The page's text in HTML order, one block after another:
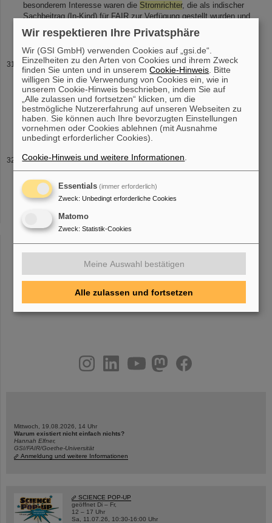
besonderem Interesse waren die Stromrichter, die als indischer
Sachbeitrag (In-Kind) für FAIR zur Verfügung gestellt wurden und
von denen
Auszeichnung: Professor Thomas Nilsson ist „Affiliate
Professor“ an der TU Darmstadt
international anerkannten Expertise ist er maßgeblich für die
wissenschaftliche Entwicklung derForschungseinrichtung
derzeit entstehenden internationalen Beschleunigerzentrums FAIR
zuständig. Schon seit
CSD in Darmstadt: GSI/FAIR setzen mit
Regenbogenfahne ein Zeichen für Vielfalt
10 Uhr an der Treppe vom Hessischen Landesmuseum. Zur
Abstimmung ist außerdem eine Signalgruppe
verpflichtet sich damit
28 29 30 31 32
....
»
youtubehelmholtz.socialfacebook
Mittwoch, 19.08.2026, 14 Uhr
Warum existiert nicht einfach nichts?
Hannah Elfner,
GSI/FAIR/Goethe-Universität
Anmeldung und weitere Informationen
SCIENCE POP-UP
geöffnet Di – Fr,
12 – 17 Uhr
Sa, 11.07.26, 10:30-16:00 Uhr
Wir respektieren Ihre Privatsphäre
Wir (GSI GmbH) verwenden Cookies auf „gsi.de“.
Einzelheiten zu den Arten von Cookies und ihrem Zweck
finden Sie unten und in unseremCookie-Hinweis . Bitte
willigen Sie in die Verwendung von Cookies ein, wie in
unserem Cookie-Hinweis beschrieben, indem Sie auf
„Alle zulassen und fortsetzen“ klicken, um die
bestmögliche Nutzererfahrung auf unseren Webseiten zu
haben. Sie können auch Ihre bevorzugten Einstellungen
vornehmen oder Cookies ablehnen (mit Ausnahme
unbedingt erforderlicher Cookies).
Cookie-Hinweis und weitere Informationen
Essentials (immer erforderlich)
Zweck: Unbedingt erforderliche Cookies
Matomo
Zweck: Statistik-Cookies
Meine Auswahl bestätigen
Alle zulassen und fortsetzen